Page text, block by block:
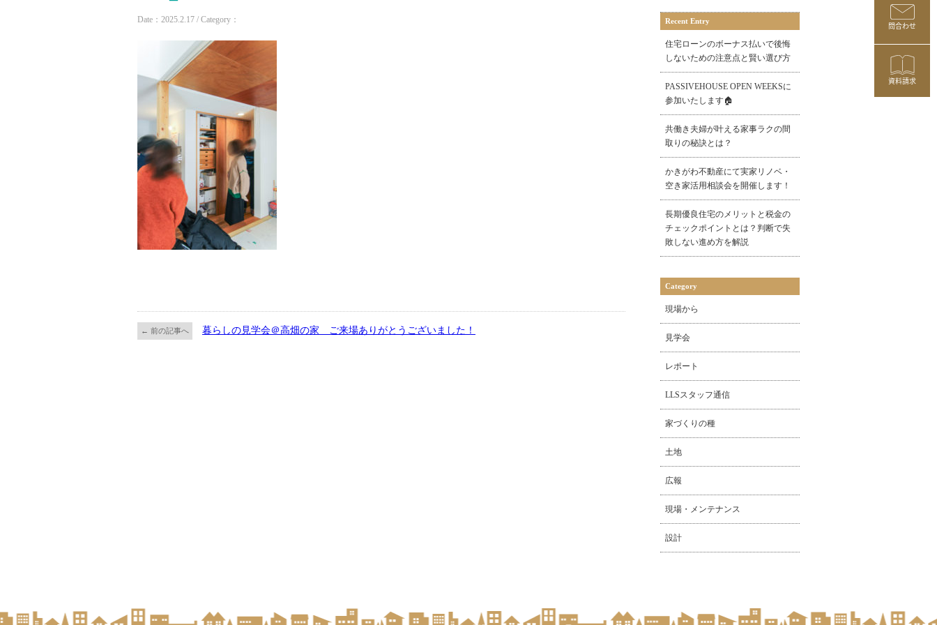
問合わせ
資料請求
Date：2025.2.17 / Category：
← 前の記事へ 暮らしの見学会＠高畑の家 ご来場ありがとうございました！
Recent Entry
住宅ローンのボーナス払いで後悔
しないための注意点と賢い選び方
PASSIVEHOUSE OPEN WEEKSに
参加いたします🏠
共働き夫婦が叶える家事ラクの間
取りの秘訣とは？
かきがわ不動産にて実家リノベ・
空き家活用相談会を開催します！
長期優良住宅のメリットと税金の
チェックポイントとは？判断で失
敗しない進め方を解説
Category
現場から
見学会
レポート
LLSスタッフ通信
家づくりの種
土地
広報
現場・メンテナンス
設計